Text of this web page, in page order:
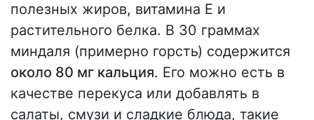
полезных жиров, витамина Е и
растительного белка. В 30 граммах
миндаля (примерно горсть) содержится
около 80 мг кальция. Его можно есть в
качестве перекуса или добавлять в
салаты, смузи и сладкие блюда, такие